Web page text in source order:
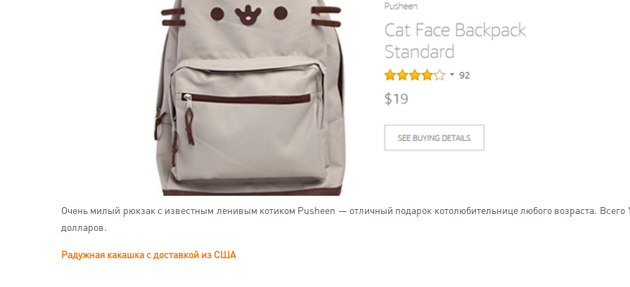
Очень милый рюкзак с известным ленивым котиком Pusheen — отличный подарок котолюбительнице любого возраста. Всего
долларов.
Радужная какашка с доставкой из США